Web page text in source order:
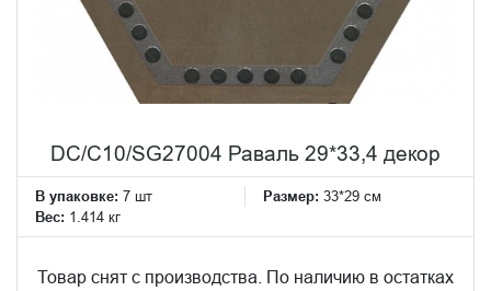
DC/C10/SG27004 Раваль 29*33,4 декор
В упаковке: 7 шт Размер: 33*29 см
Вес: 1.414 кг
Товар снят с производства. По наличию в остатках